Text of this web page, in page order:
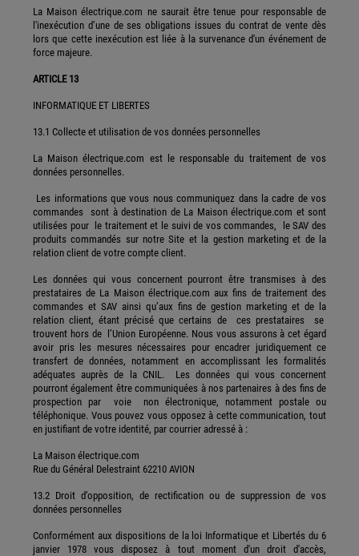
La Maison électrique.com ne saurait être tenue pour responsable de
l'inexécution d’une de ses obligations issues du contrat de vente dès
lors que cette inexécution est liée à la survenance d'un événement de
force majeure.
ARTICLE 13
INFORMATIQUE ET LIBERTES
13.1 Collecte et utilisation de vos données personnelles
La Maison électrique.com est le responsable du traitement de vos
données personnelles.
Les informations que vous nous communiquez dans la cadre de vos
commandes sont à destination de La Maison électrique.com et sont
utilisées pour le traitement et le suivi de vos commandes, le SAV des
produits commandés sur notre Site et la gestion marketing et de la
relation client de votre compte client.
Les données qui vous concernent pourront être transmises à des
prestataires de La Maison électrique.com aux fins de traitement des
commandes et SAV ainsi qu’aux fins de gestion marketing et de la
relation client, étant précisé que certains de ces prestataires se
trouvent hors de l’Union Européenne. Nous vous assurons à cet égard
avoir pris les mesures nécessaires pour encadrer juridiquement ce
transfert de données, notamment en accomplissant les formalités
adéquates auprès de la CNIL. Les données qui vous concernent
pourront également être communiquées à nos partenaires à des fins de
prospection par voie non électronique, notamment postale ou
téléphonique. Vous pouvez vous opposez à cette communication, tout
en justifiant de votre identité, par courrier adressé à :
La Maison électrique.com
Rue du Général Delestraint 62210 AVION
13.2 Droit d’opposition, de rectification ou de suppression de vos
données personnelles
Conformément aux dispositions de la loi Informatique et Libertés du 6
janvier 1978 vous disposez à tout moment d'un droit d'accès,